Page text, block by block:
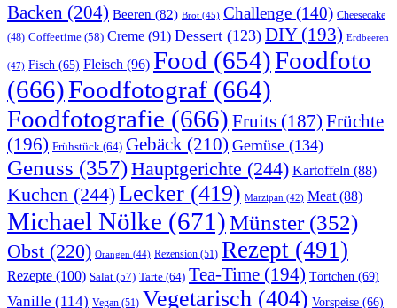
Backen (204) Beeren (82) Brot (45) Challenge (140) Cheesecake
(48) Coffeetime (58) Creme (91) Dessert (123) DIY(193) Erdbeeren
(47) Fisch (65) Fleisch (96) Food (654)Foodfoto
(666)Foodfotograf (664)
Foodfotografie (666) Fruits (187) Früchte
(196) Frühstück (64) Gebäck (210) Gemüse (134)
Genuss (357)Hauptgerichte (244) Kartoffeln (88)
Kuchen (244)Lecker (419) Marzipan (42) Meat (88)
Michael Nölke (671)Münster(352)
Obst (220) Orangen (44) Rezension (51) Rezept (491)
Rezepte (100) Salat (57) Tarte (64) Tea-Time (194) Törtchen (69)
Vanille (114) Vegan (51) Vegetarisch (404) Vorspeise (66)